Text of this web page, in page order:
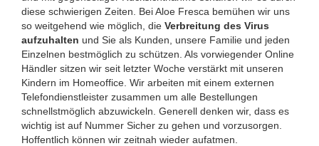
diese schwierigen Zeiten. Bei Aloe Fresca bemühen wir uns
so weitgehend wie möglich, die Verbreitung des Virus
aufzuhalten und Sie als Kunden, unsere Familie und jeden
Einzelnen bestmöglich zu schützen. Als vorwiegender Online
Händler sitzen wir seit letzter Woche verstärkt mit unseren
Kindern im Homeoffice. Wir arbeiten mit einem externen
Telefondienstleister zusammen um alle Bestellungen
schnellstmöglich abzuwickeln. Generell denken wir, dass es
wichtig ist auf Nummer Sicher zu gehen und vorzusorgen.
Hoffentlich können wir zeitnah wieder aufatmen.